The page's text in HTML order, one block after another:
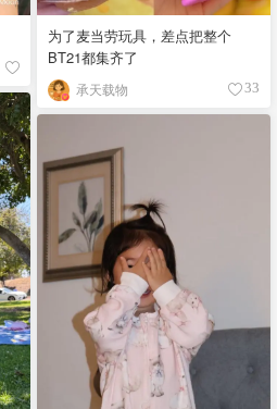
为了麦当劳玩具，差点把整个
BT21都集齐了
承天载物 33